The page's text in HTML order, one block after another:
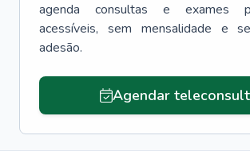
agenda consultas e exames
acessíveis, sem mensalidade e
adesão.
Agendar